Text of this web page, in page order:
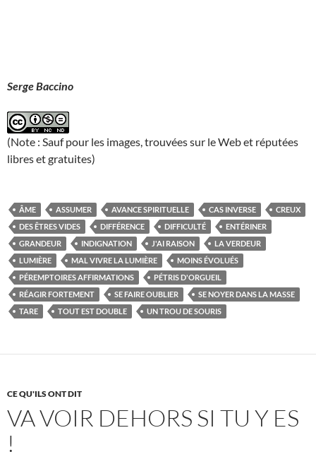
Serge Baccino
(Note : Sauf pour les images, trouvées sur le Web et réputées
libres et gratuites)
ÂME ASSUMER AVANCE SPIRITUELLE CAS INVERSE
CREUX
DES ÊTRES VIDES
DIFFÉRENCE DIFFICULTÉ
ENTÉRINER
GRANDEUR
INDIGNATION J'AI RAISON
LA VERDEUR
LUMIÈRE
MAL VIVRE LA LUMIÈRE
MOINS ÉVOLUÉS
PÉREMPTOIRES AFFIRMATIONS
PÉTRIS D'ORGUEIL
RÉAGIR FORTEMENT
SE FAIRE OUBLIER
SE NOYER DANS LA MASSE
TARE
TOUT EST DOUBLE UN TROU DE SOURIS
CE QU'ILS ONT DIT
VA VOIR DEHORS SI TU Y ES
!